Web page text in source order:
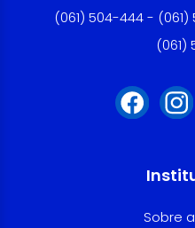
(061) 504-444 - (061)
(061)
Sobre